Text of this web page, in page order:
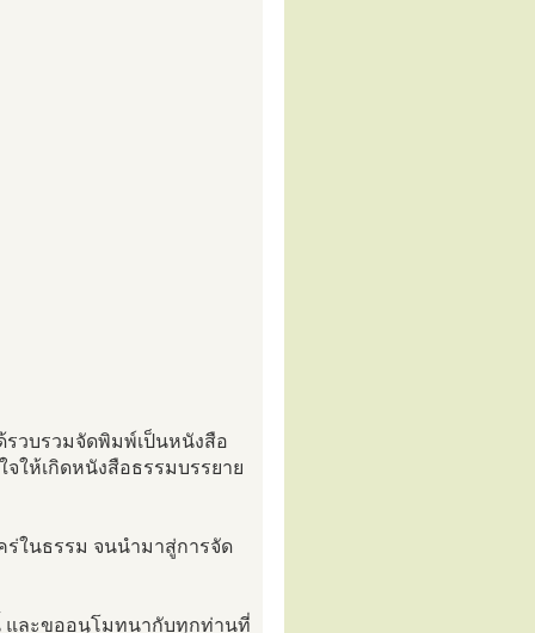
รวบรวมจัดพิมพ์เป็นหนังสือ
ให้เกิดหนังสือธรรมบรรยาย
ร่ในธรรม จนนำมาสู่การจัด
ละขออนุโมทนากับทุกท่านที่